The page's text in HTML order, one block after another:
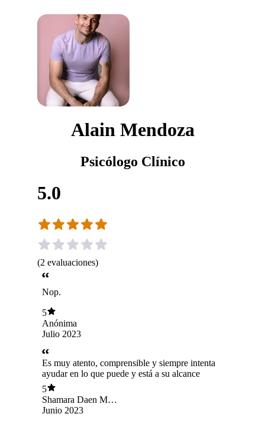
Alain Mendoza
Psicólogo Clínico
5.0
(2 evaluaciones)
Nop.
5
Anónima
Julio 2023
Es muy atento, comprensible y siempre intenta
ayudar en lo que puede y está a su alcance
5
Shamara Daen Mar
Reyna
Junio 2023